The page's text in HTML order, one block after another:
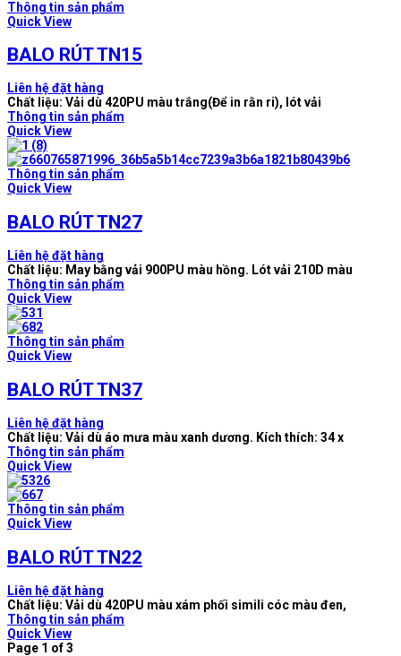
Thông tin sản phẩm
Quick View
BALO RÚT TN15
Liên hệ đặt hàng
Chất liệu: Vải dù 420PU màu trắng(Để in rằn ri), lót vải
Thông tin sản phẩm
Quick View
Thông tin sản phẩm
Quick View
BALO RÚT TN27
Liên hệ đặt hàng
Chất liệu: May bằng vải 900PU màu hồng. Lót vải 210D màu
Thông tin sản phẩm
Quick View
Thông tin sản phẩm
Quick View
BALO RÚT TN37
Liên hệ đặt hàng
Chất liệu: Vải dù áo mưa màu xanh dương. Kích thích: 34 x
Thông tin sản phẩm
Quick View
Thông tin sản phẩm
Quick View
BALO RÚT TN22
Liên hệ đặt hàng
Chất liệu: Vải dù 420PU màu xám phối simili cóc màu đen,
Thông tin sản phẩm
Quick View
Page 1 of 3